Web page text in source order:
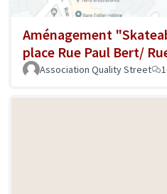
Aménagement
place Rue Paul Bert/
Association Quality Street